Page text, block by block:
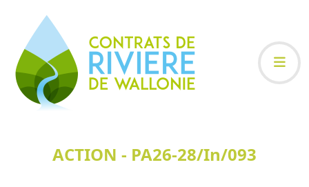
ACTION - PA26-28/In/093